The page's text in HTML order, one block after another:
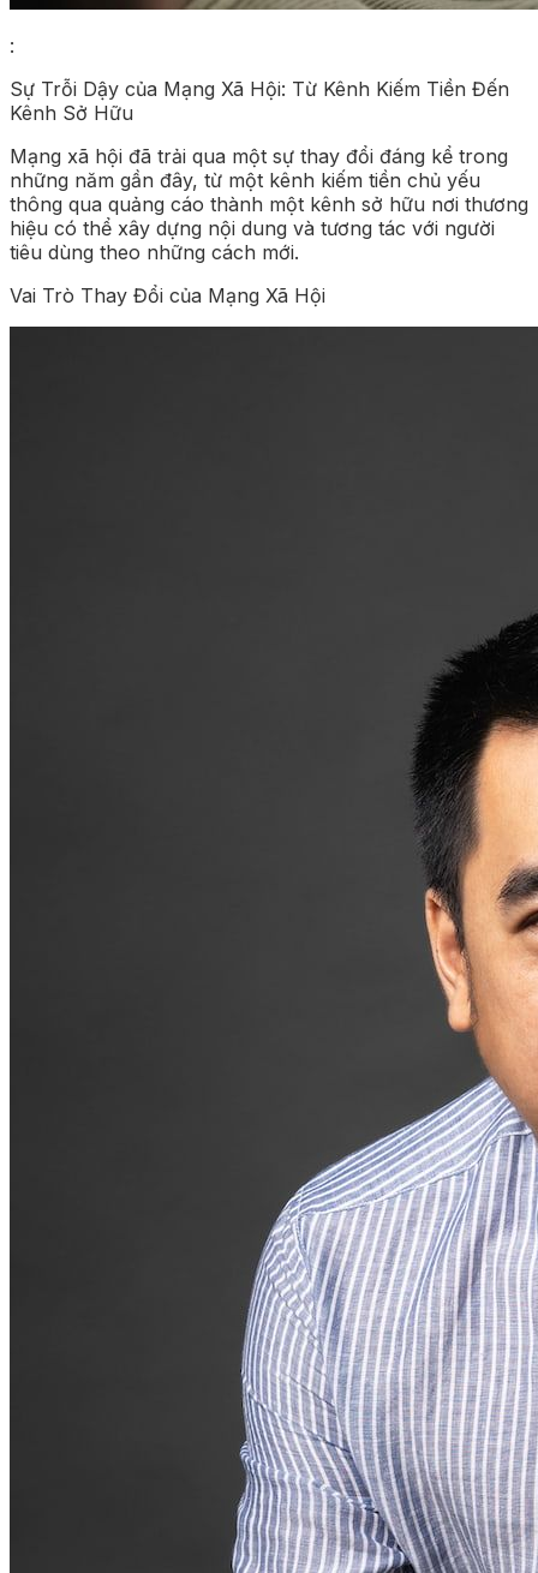
:
Sự Trỗi Dậy của Mạng Xã Hội: Từ Kênh Kiếm Tiền Đến
Kênh Sở Hữu
Mạng xã hội đã trải qua một sự thay đổi đáng kể trong
những năm gần đây, từ một kênh kiếm tiền chủ yếu
thông qua quảng cáo thành một kênh sở hữu nơi thương
hiệu có thể xây dựng nội dung và tương tác với người
tiêu dùng theo những cách mới.
Vai Trò Thay Đổi của Mạng Xã Hội